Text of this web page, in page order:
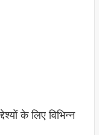
के लिए विभिन्न